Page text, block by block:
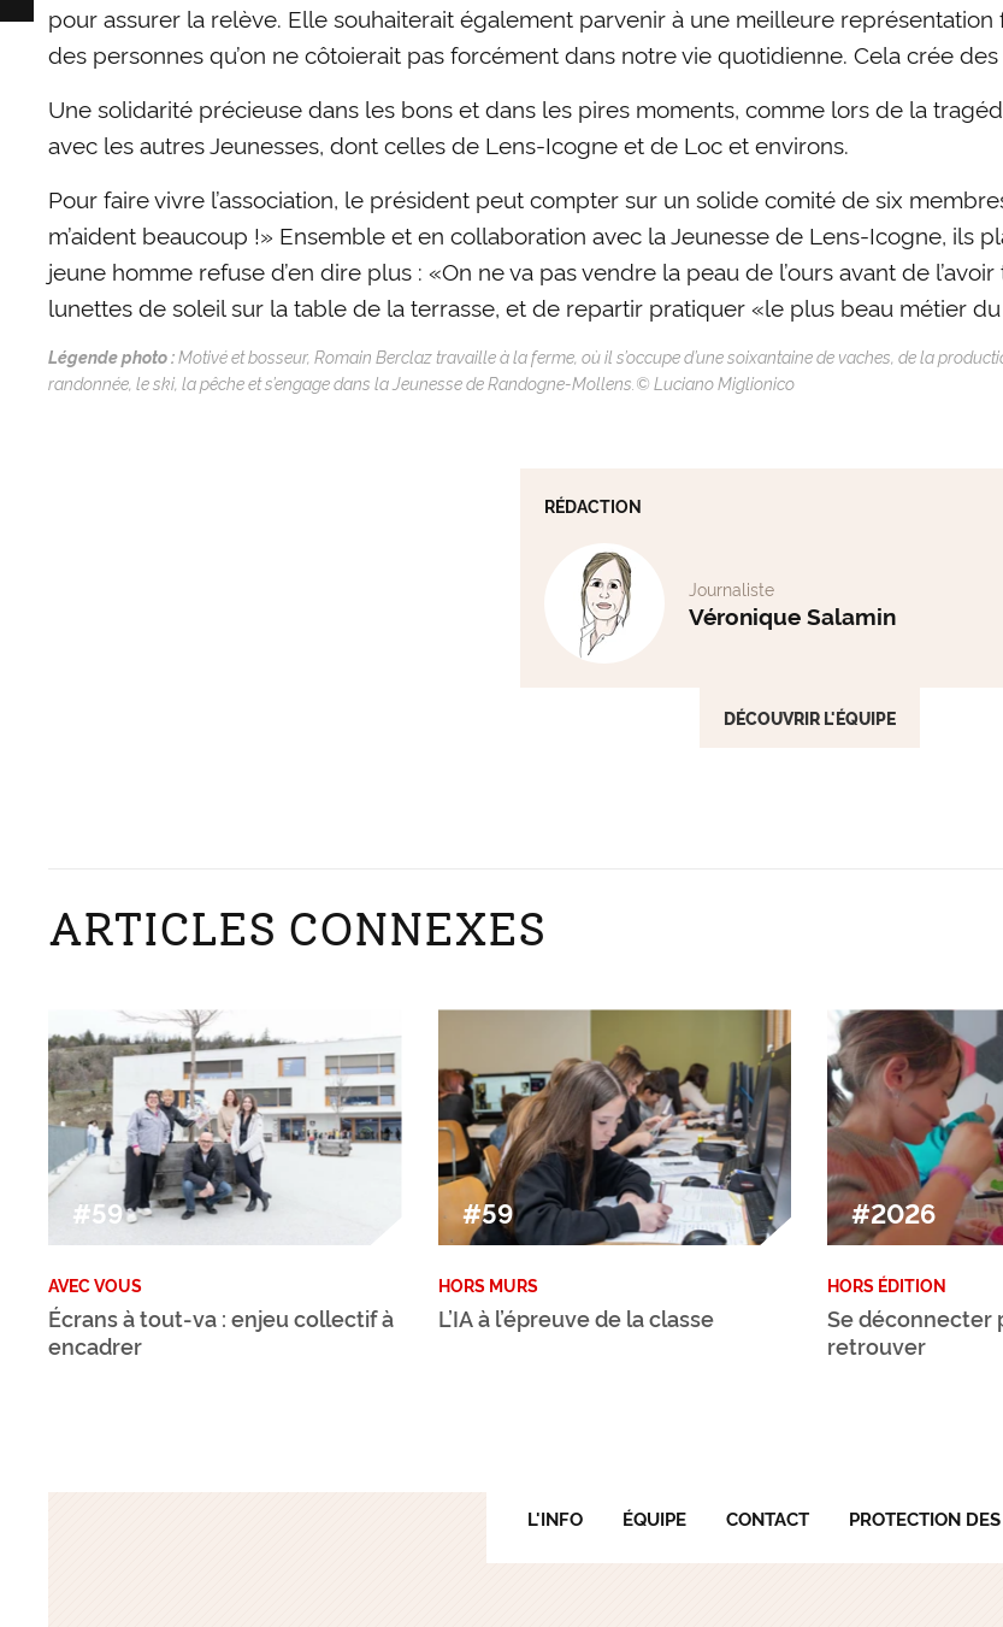
pour assurer la relève. Elle souhaiterait également parvenir à une meilleure
des personnes qu’on ne côtoierait pas forcément dans notre vie quotidienne. Cela crée
Une solidarité précieuse dans les bons et dans les pires moments, comme lors de la
avec les autres Jeunesses, dont celles de Lens-Icogne et de Loc et environs.
Pour faire vivre l’association, le président peut compter sur un solide comité de six
m’aident beaucoup !» Ensemble et en collaboration avec la Jeunesse de Lens-Icogne, ils
jeune homme refuse d’en dire plus : «On ne va pas vendre la peau de l’ours avant de
lunettes de soleil sur la table de la terrasse, et de repartir pratiquer «le plus beau métier
Légende photo :Motivé et bosseur, Romain Berclaz travaille à la ferme, où il s’occupe d’une soixantaine de vaches, de la
randonnée, le ski, la pêche et s’engage dans la Jeunesse de Randogne-Mollens.© Luciano Miglionico
RÉDACTION
Journaliste
Véronique Salamin
DÉCOUVRIR L'ÉQUIPE
ARTICLES CONNEXES
#59
AVEC VOUS
Écrans à tout-va : enjeu collectif à
encadrer
#59
HORS MURS
L’IA à l’épreuve de la classe
#2026
HORS ÉDITION
Se déconnecter
retrouver
L'INFO ÉQUIPE CONTACT PROTECTION